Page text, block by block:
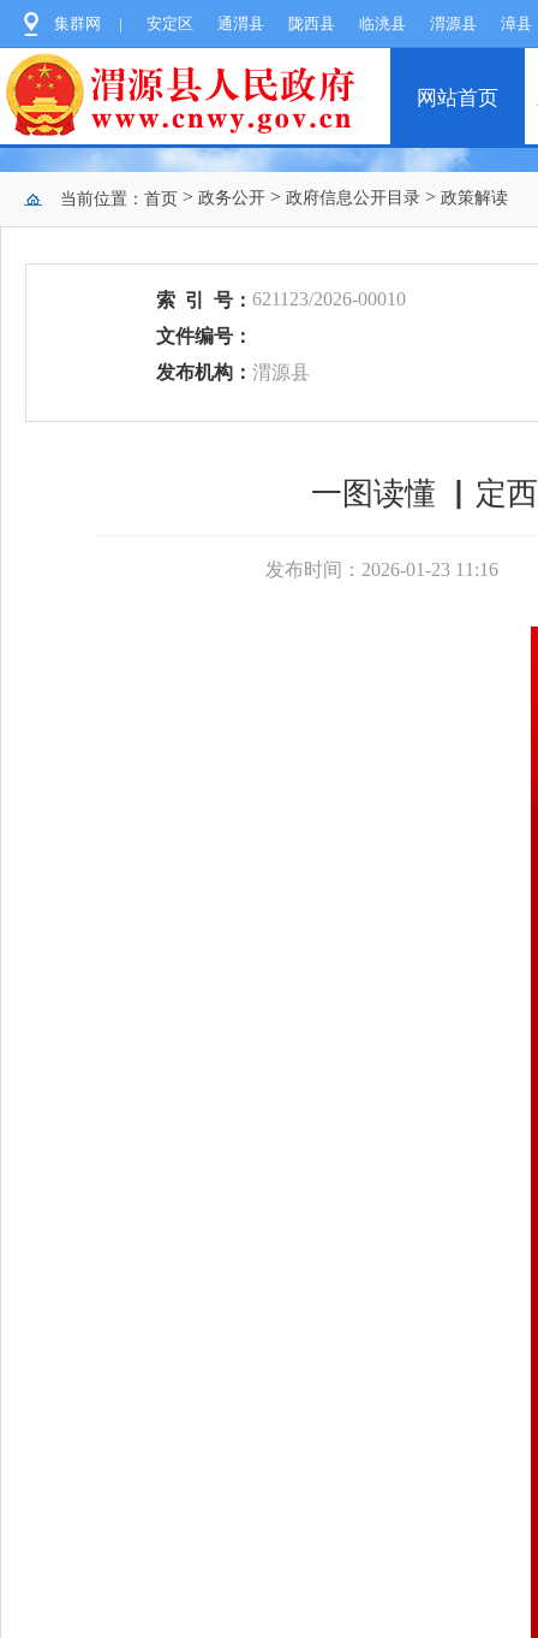
集群网 | 安定区 通渭县 陇西县 临洮县 渭源县 漳县
网站首页
当前位置： 首页 > 政务公开 > 政府信息公开目录 > 政策解读
索 引 号： 621123/2026-00010
文件编号：
发布机构： 渭源县
一图读懂 ▏定西
发布时间：2026-01-23 11:16